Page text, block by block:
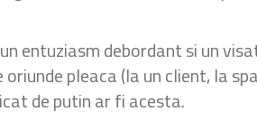
entuziasm debordant si un
pleaca (la un client, la
de putin ar fi acesta.